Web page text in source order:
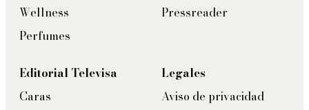
Wellness
Perfumes
Pressreader
Editorial Televisa
Caras
Legales
Aviso de privacidad